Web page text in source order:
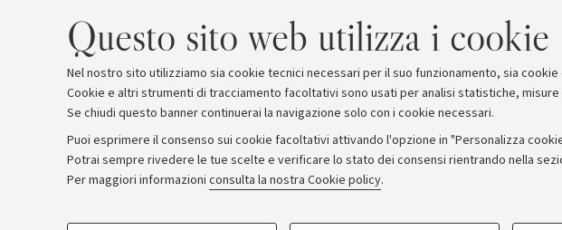
Questo sito web utilizza i cookie
Nel nostro sito utilizziamo sia cookie tecnici necessari per il suo funzionamento, sia
Cookie e altri strumenti di tracciamento facoltativi sono usati per analisi statistiche,
Se chiudi questo banner continuerai la navigazione solo con i cookie necessari.
Puoi esprimere il consenso sui cookie facoltativi attivando l'opzione in "Personalizza
Potrai sempre rivedere le tue scelte e verificare lo stato dei consensi rientrando nella
Per maggiori informazioni consulta la nostra Cookie policy.
Aerospaziale, Macchine e Sistemi
Archivio Comunicati stampa Redazione Rassegna stampa